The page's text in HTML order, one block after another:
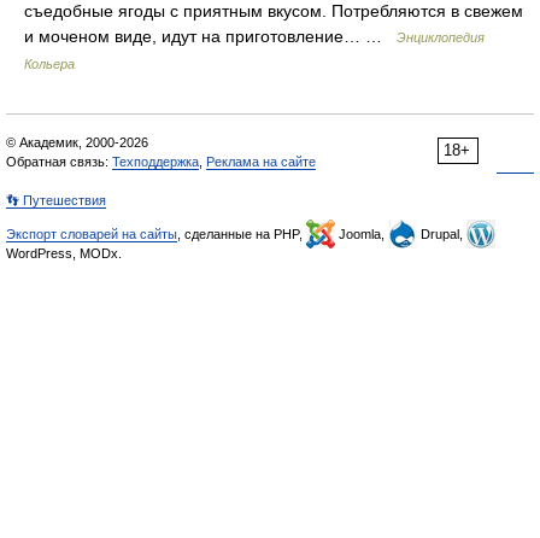
съедобные ягоды с приятным вкусом. Потребляются в свежем
и моченом виде, идут на приготовление… …
Энциклопедия
Кольера
18+
© Академик, 2000-2026
Обратная связь: Техподдержка Реклама на сайте
👣 Путешествия
Экспорт словарей на сайты , сделанные на PHP, Joomla,
Drupal,
WordPress, MODx.